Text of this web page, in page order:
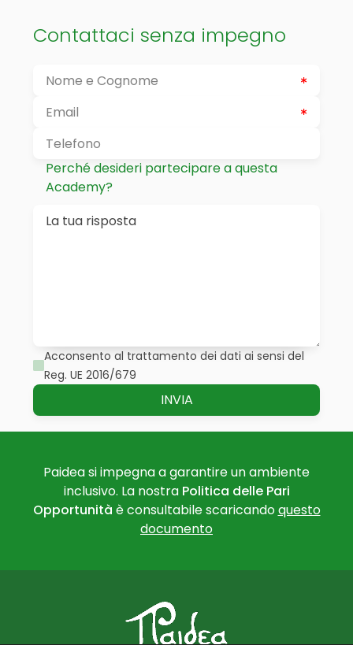
Contattaci senza impegno
Perché desideri partecipare a questa
Academy?
Acconsento al trattamento dei dati ai sensi del
Reg. UE 2016/679
Paidea si impegna a garantire un ambiente
inclusivo. La nostra Politica delle Pari
Opportunità è consultabile scaricandoquesto
documento